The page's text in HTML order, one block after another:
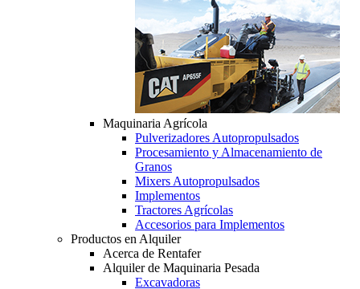
Maquinaria Agrícola
Pulverizadores Autopropulsados
Procesamiento y Almacenamiento de
Granos
Mixers Autopropulsados
Implementos
Tractores Agrícolas
Accesorios para Implementos
Productos en Alquiler
Acerca de Rentafer
Alquiler de Maquinaria Pesada
Excavadoras